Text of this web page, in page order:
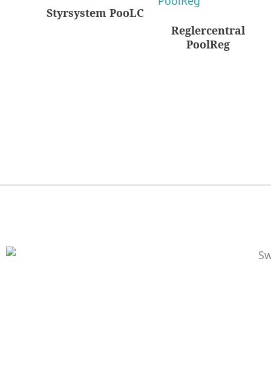
Styrsystem PooLC
Reglercentral
PoolReg